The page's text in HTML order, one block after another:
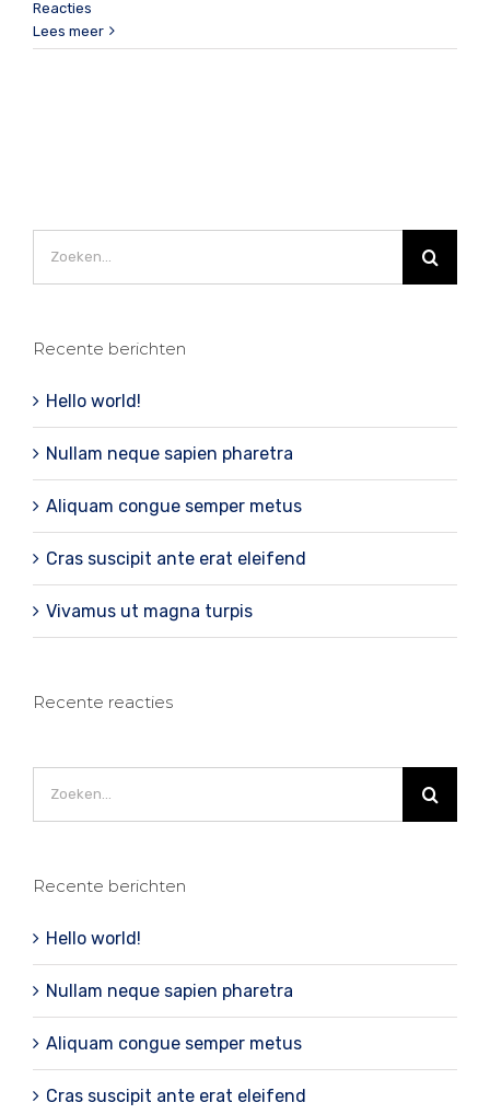
Reacties
Lees meer
Recente berichten
Hello world!
Nullam neque sapien pharetra
Aliquam congue semper metus
Cras suscipit ante erat eleifend
Vivamus ut magna turpis
Recente reacties
Recente berichten
Hello world!
Nullam neque sapien pharetra
Aliquam congue semper metus
Cras suscipit ante erat eleifend